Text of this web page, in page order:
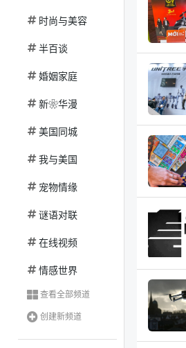
时尚与美容
半百谈
婚姻家庭
新❀华漫
美国同城
我与美国
宠物情缘
谜语对联
在线视频
情感世界
查看全部频道
创建新频道